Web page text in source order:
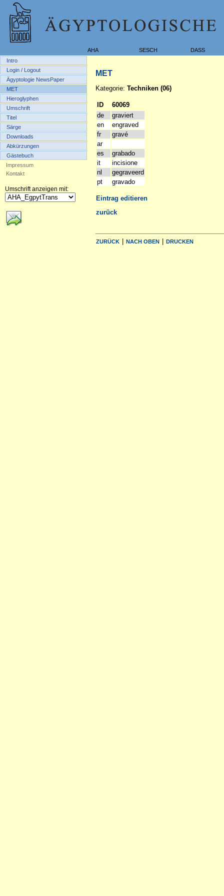
AHA SESCH
DASS
Intro
Login / Logout
Ägyptologie NewsPaper
MET
Hieroglyphen
Umschrift
Titel
Särge
Downloads
Abkürzungen
Gästebuch
Impressum
Kontakt
Umschrift anzeigen mit:
MET
Kategorie: Techniken (06)
ID
60069
de
graviert
en
engraved
fr
gravé
ar
es
grabado
it
incisione
nl
gegraveerd
pt
gravado
Eintrag editieren
zurück
ZURÜCK | NACH OBEN | DRUCKEN